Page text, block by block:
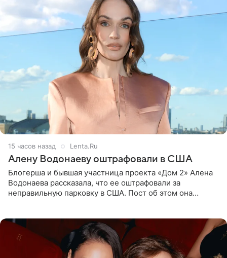
15 часов назад Lenta.Ru
Алену Водонаеву оштрафовали в США
Блогерша и бывшая участница проекта «Дом 2» Алена
Водонаева рассказала, что ее оштрафовали за
неправильную парковку в США. Пост об этом она